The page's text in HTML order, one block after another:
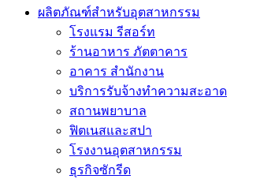
ผลิตภัณฑ์สำหรับอุตสาหกรรม
โรงแรม รีสอร์ท
ร้านอาหาร ภัตตาคาร
อาคาร สำนักงาน
บริการรับจ้างทำความสะอาด
สถานพยาบาล
ฟิตเนสและสปา
โรงงานอุตสาหกรรม
ธุรกิจซักรีด